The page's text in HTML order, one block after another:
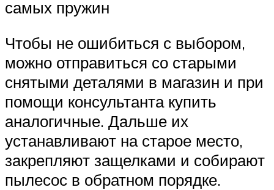
самых пружин
Чтобы не ошибиться с выбором,
можно отправиться со старыми
снятыми деталями в магазин и при
помощи консультанта купить
аналогичные. Дальше их
устанавливают на старое место,
закрепляют защелками и собирают
пылесос в обратном порядке.